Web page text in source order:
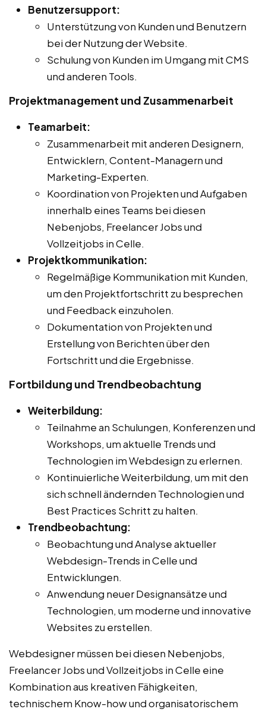
Benutzersupport:
Unterstützung von Kunden und Benutzern
bei der Nutzung der Website.
Schulung von Kunden im Umgang mit CMS
und anderen Tools.
Projektmanagement und Zusammenarbeit
Teamarbeit:
Zusammenarbeit mit anderen Designern,
Entwicklern, Content-Managern und
Marketing-Experten.
Koordination von Projekten und Aufgaben
innerhalb eines Teams bei diesen
Nebenjobs, Freelancer Jobs und
Vollzeitjobs in Celle.
Projektkommunikation:
Regelmäßige Kommunikation mit Kunden,
um den Projektfortschritt zu besprechen
und Feedback einzuholen.
Dokumentation von Projekten und
Erstellung von Berichten über den
Fortschritt und die Ergebnisse.
Fortbildung und Trendbeobachtung
Weiterbildung:
Teilnahme an Schulungen, Konferenzen und
Workshops, um aktuelle Trends und
Technologien im Webdesign zu erlernen.
Kontinuierliche Weiterbildung, um mit den
sich schnell ändernden Technologien und
Best Practices Schritt zu halten.
Trendbeobachtung:
Beobachtung und Analyse aktueller
Webdesign-Trends in Celle und
Entwicklungen.
Anwendung neuer Designansätze und
Technologien, um moderne und innovative
Websites zu erstellen.
Webdesigner müssen bei diesen Nebenjobs,
Freelancer Jobs und Vollzeitjobs in Celle eine
Kombination aus kreativen Fähigkeiten,
technischem Know-how und organisatorischem